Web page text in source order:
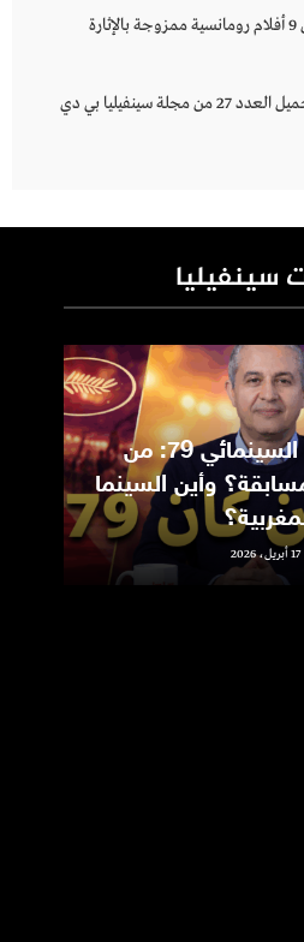
أفضل 9 أفلام رومانسية ممزوجة بالإثارة
تحميل العدد 27 من مجلة سينفيليا بي دي
سينفيليا
مهرجان كان السينمائي 79: من
وأين السينما
17 أبريل، 2026